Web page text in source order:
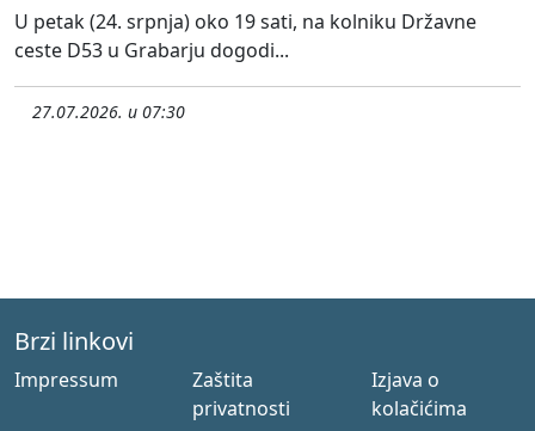
U petak (24. srpnja) oko 19 sati, na kolniku Državne
ceste D53 u Grabarju dogodi...
27.07.2026. u 07:30
Brzi linkovi
Impressum
Zaštita
privatnosti
Izjava o
kolačićima